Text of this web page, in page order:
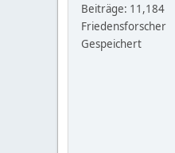
Beiträge: 11,184
Friedensforscher
Gespeichert